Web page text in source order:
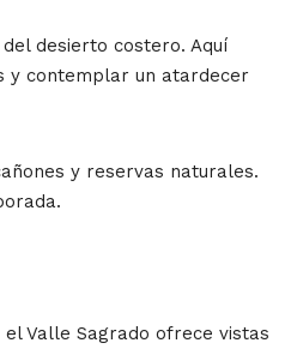
desierto costero. Aquí
y contemplar un atardecer
y reservas naturales.
Valle Sagrado ofrece vistas